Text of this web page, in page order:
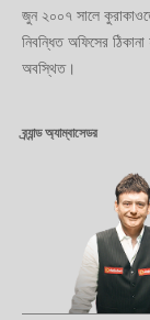
জুন ২০০৭ সালে
নিবন্ধিত অফিসের
অবস্থিত।
ব্র্যান্ড অ্যাম্বাসেডর